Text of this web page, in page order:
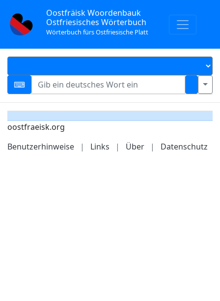
Oostfräisk Woordenbauk
Ostfriesisches Wörterbuch
Wörterbuch fürs Ostfriesische Platt
oostfraeisk.org
Benutzerhinweise
| Links | Über | Datenschutz